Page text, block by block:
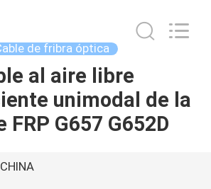
de fribra óptica
al aire libre
unimodal de la
FRP G657 G652D
CHINA